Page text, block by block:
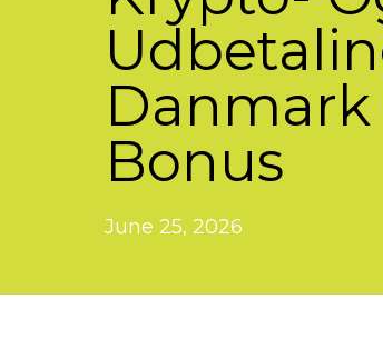
Bonus
June 25, 2026